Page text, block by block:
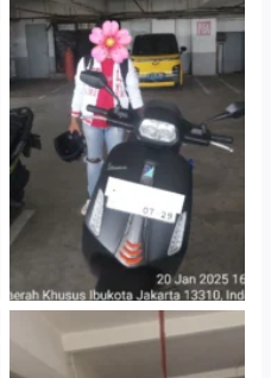
Cityplaza Jatinegara
Gedung Parkir P6A